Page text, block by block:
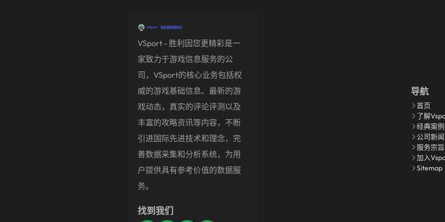
VSport - 胜利因您更精彩是一
家致力于游戏信息服务的公
司，VSport的核心业务包括权
威的游戏基础信息、最新的游
戏动态，真实的评论评测以及
丰富的攻略资讯等内容，不断
引进国际先进技术和理念，完
善数据采集和分析系统，为用
户提供具有参考价值的数据服
务。
找到我们
导航
首页
了解
经典案例
公司新闻
服务宗旨
加入
Sitemap